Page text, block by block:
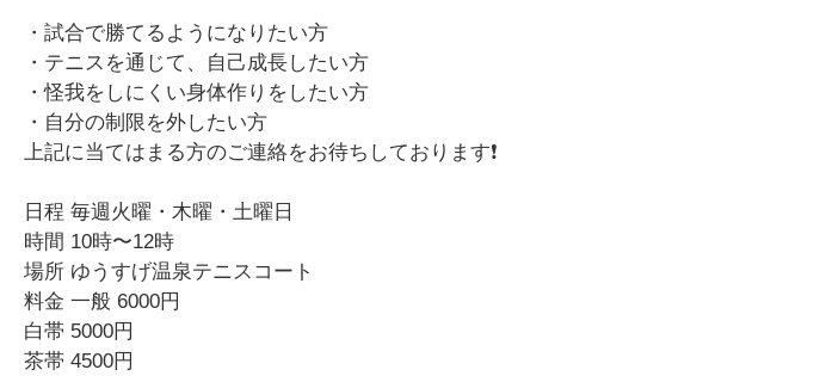
・試合で勝てるようになりたい方
・テニスを通じて、自己成長したい方
・怪我をしにくい身体作りをしたい方
・自分の制限を外したい方
上記に当てはまる方のご連絡をお待ちしております❗️
日程 毎週火曜・木曜・土曜日
時間 10時〜12時
場所 ゆうすげ温泉テニスコート
料金 一般 6000円
白帯 5000円
茶帯 4500円